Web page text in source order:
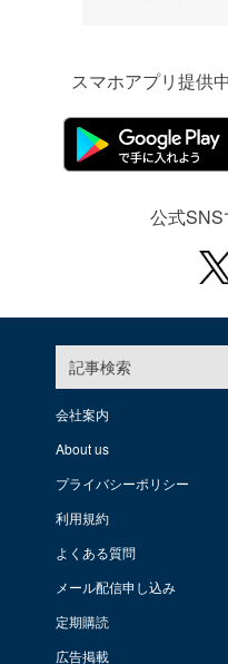
スマホアプリ提供
公式SNS
記事検索
会社案内
About us
プライバシーポリシー
利用規約
よくある質問
メール配信申し込み
定期購読
広告掲載